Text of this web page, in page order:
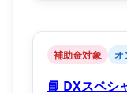
補助金対象 オ
📘 DXスペシ